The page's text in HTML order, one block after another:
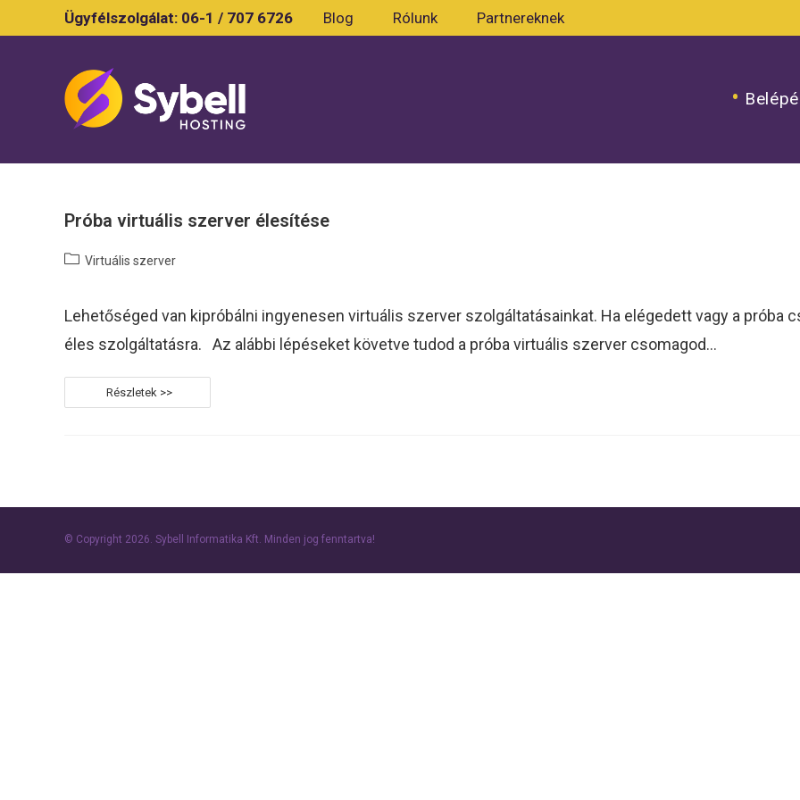
Ügyfélszolgálat: 06-1 / 707 6726 Blog Rólunk Partnereknek
Próba virtuális szerver élesítése
PostVirtuális szerver
Lehetőséged van kipróbálni ingyenesen virtuális szerver szolgáltatásainkat. Ha elégedett vagy a próba
éles szolgáltatásra. Az alábbi lépéseket követve tudod a próba virtuális szerver csomagod…
Virtuális
© Copyright 2026. Sybell Informatika Kft. Minden jog fenntartva!